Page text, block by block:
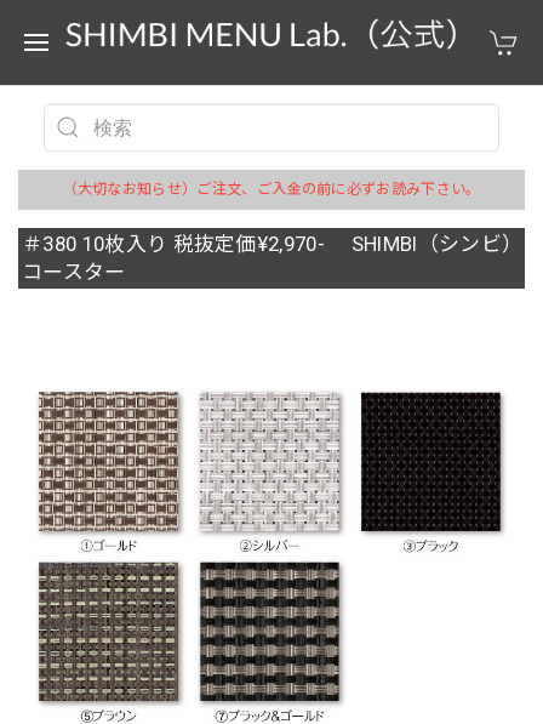
（大切なお知らせ）ご注文、ご入金の前に必ずお読み下さい。
＃380 10枚入り 税抜定価¥2,970- SHIMBI（シンビ）
コースター